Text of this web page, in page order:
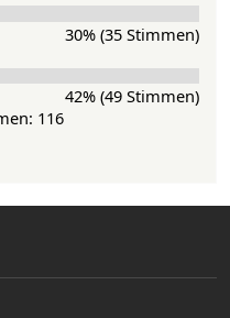
30% (35 Stimmen)
42% (49 Stimmen)
116